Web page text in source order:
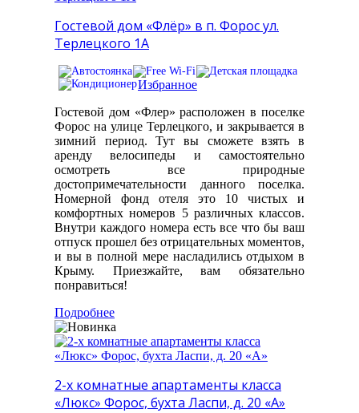
Гостевой дом «Флёр» в п. Форос ул.
Терлецкого 1А
Избранное
Гостевой дом «Флер» расположен в поселке
Форос на улице Терлецкого, и закрывается в
зимний период. Тут вы сможете взять в
аренду велосипеды и самостоятельно
осмотреть все природные
достопримечательности данного поселка.
Номерной фонд отеля это 10 чистых и
комфортных номеров 5 различных классов.
Внутри каждого номера есть все что бы ваш
отпуск прошел без отрицательных моментов,
и вы в полной мере насладились отдыхом в
Крыму. Приезжайте, вам обязательно
понравиться!
Подробнее
2-х комнатные апартаменты класса
«Люкс» Форос, бухта Ласпи, д. 20 «А»